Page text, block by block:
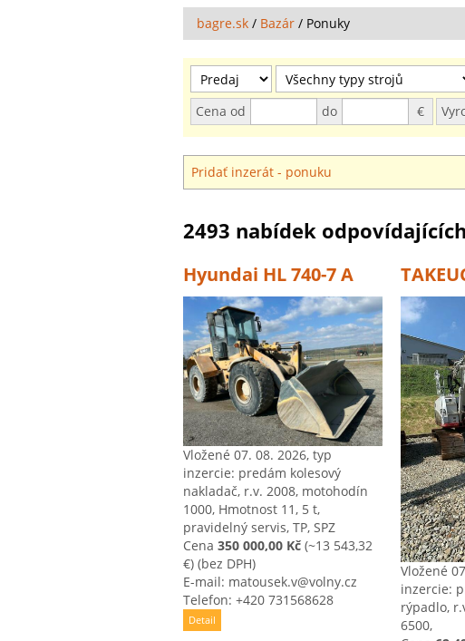
bagre.sk / Bazár / Ponuky
Cena od do €
Pridať inzerát - ponuku
2493 nabídek
Hyundai HL 740-7 A
Vložené 07. 08. 2026, typ
inzercie: predám kolesový
nakladač, r.v. 2008, motohodín
1000, Hmotnost 11, 5 t,
pravidelný servis, TP, SPZ
Cena 350 000,00 Kč (~13 543,32
€) (bez DPH)
E-mail: matousek.v@volny.cz
Telefon: +420 731568628
Detail
Vložené
inzercie:
rýpadlo,
6500,